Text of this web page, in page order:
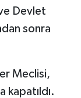
Devlet
sonra
Meclisi,
kapatıldı.